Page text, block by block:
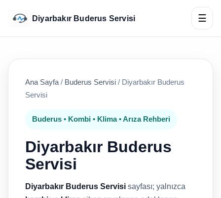
Diyarbakır Buderus Servisi ☰
Ana Sayfa / Buderus Servisi / Diyarbakır Buderus
Servisi
Buderus • Kombi • Klima • Arıza Rehberi
Diyarbakır Buderus
Servisi
Diyarbakır Buderus Servisi sayfası; yalnızca